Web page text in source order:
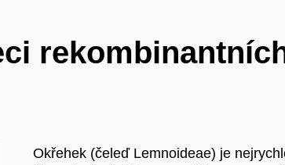
Okřehek (čeleď Lemnoideae) je